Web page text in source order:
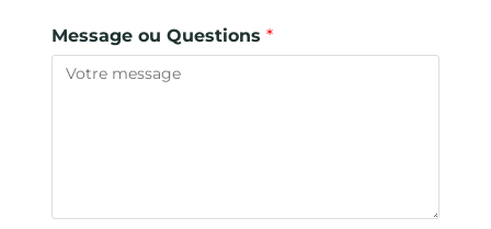
Message ou Questions*